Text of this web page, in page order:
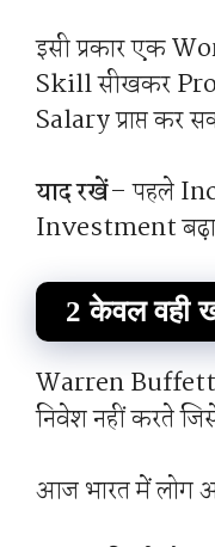
इसी प्रकार एक
Skill सीखकर
Salary प्राप्त कर
याद रखें– पहले
Investment
2 केवल वही
Warren
निवेश नहीं करते
आज भारत में लोग